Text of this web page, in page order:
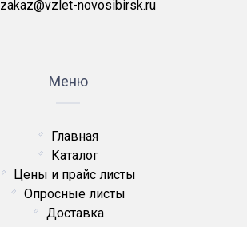
zakaz@vzlet-novosibirsk.ru
Меню
Главная
Каталог
Цены и прайс листы
Опросные листы
Доставка